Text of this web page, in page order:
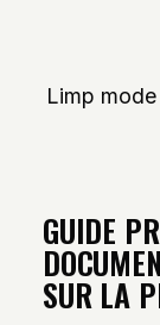
Limp mode
GUIDE
SUR LA